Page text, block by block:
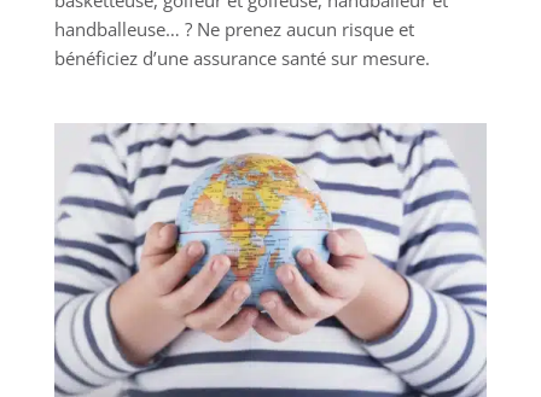
handballeuse… ? Ne prenez aucun risque et
bénéficiez d’une assurance santé sur mesure.